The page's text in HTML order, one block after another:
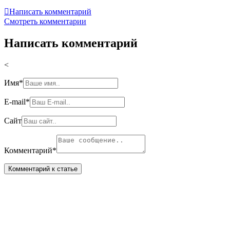
Написать комментарий
Смотреть комментарии
Написать комментарий
<
Имя*
E-mail*
Сайт
Комментарий*